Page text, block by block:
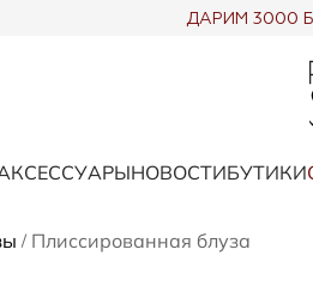
ДАРИМ 3000
НОВОСТИБУТИКИ
/ Плиссированная блуза